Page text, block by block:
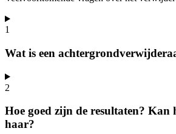
1
Wat is een
2
Hoe goed zijn de resultaten? Kan
haar?